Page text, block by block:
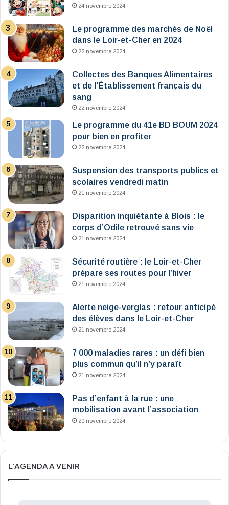
24 novembre 2024
Le programme des marchés de Noël
dans le Loir-et-Cher en 2024
22 novembre 2024
Collectes des Banques Alimentaires
et de l’Établissement français du
sang
22 novembre 2024
Le programme du 41e BD BOUM 2024
pour bien en profiter
22 novembre 2024
Suspension des transports publics et
scolaires vendredi matin
21 novembre 2024
Disparition inquiétante à Blois : le
corps d’Odile retrouvé sans vie
21 novembre 2024
Sécurité routière : le Loir-et-Cher
prépare ses routes pour l’hiver
21 novembre 2024
Alerte neige-verglas : retour anticipé
des élèves dans le Loir-et-Cher
21 novembre 2024
7 000 maladies rares : un défi bien
plus commun qu’il n’y paraît
21 novembre 2024
Pas d’enfant à la rue : une
mobilisation avant l’association
20 novembre 2024
L’AGENDA A VENIR